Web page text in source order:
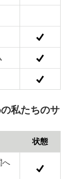
私たちのサ
状態
へ